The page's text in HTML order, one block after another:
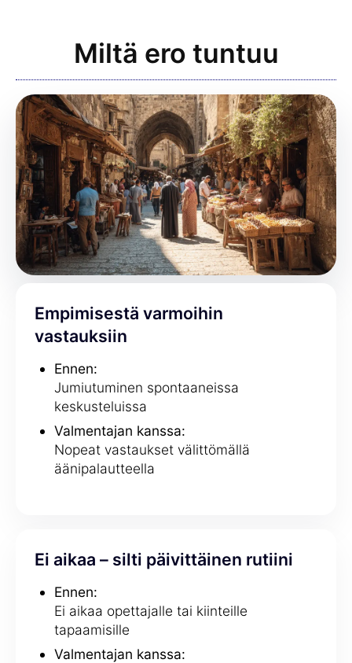
Miltä ero tuntuu
Empimisestä varmoihin
vastauksiin
Ennen:
Jumiutuminen spontaaneissa
keskusteluissa
Valmentajan kanssa:
Nopeat vastaukset välittömällä
äänipalautteella
Ei aikaa – silti päivittäinen rutiini
Ennen:
Ei aikaa opettajalle tai kiinteille
tapaamisille
Valmentajan kanssa: